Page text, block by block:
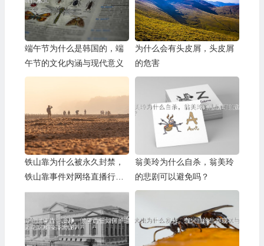
端午节为什么是韩国的，端
午节的文化内涵与现代意义
为什么会有头皮屑，头皮屑
的危害
铁山靠为什么被永久封禁，
铁山靠事件对网络直播行业
的启示
翁美玲为什么自杀，翁美玲
的悲剧可以避免吗？